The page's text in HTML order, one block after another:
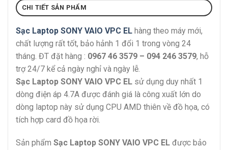
CHI TIẾT SẢN PHẨM
Sạc Laptop SONY VAIO VPC EL hàng theo máy mới,
chất lượng rất tốt, bảo hảnh 1 đổi 1 trong vòng 24
tháng. ĐT đặt hàng : 0967 46 3579 – 094 246 3579, hỗ
trợ 24/7 kể cả ngày nghỉ và ngày lễ.
Sạc Laptop SONY VAIO VPC EL sử dụng duy nhất 1
dòng điện áp 4.7A được đánh giá là công xuất lớn do
dòng laptop này sử dụng CPU AMD thiên về đồ họa, có
tích hợp card đồ họa rời.
Sản phẩm Sạc Laptop SONY VAIO VPC EL được bảo